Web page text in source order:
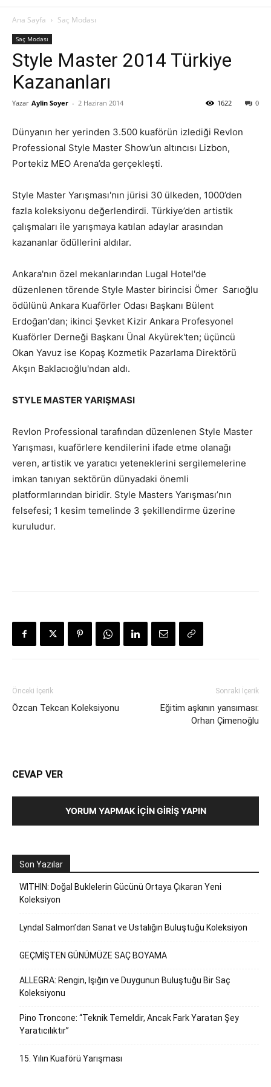
Ana Sayfa Saç Modası
Saç Modası
Style Master 2014 Türkiye
Kazananları
Yazar Aylin Soyer - 2 Haziran 2014 0
1622
Dünyanın her yerinden 3.500 kuaförün izlediği Revlon
Professional Style Master Show’un altıncısı Lizbon,
Portekiz MEO Arena’da gerçekleşti.
Style Master Yarışması'nın jürisi 30 ülkeden, 1000’den
fazla koleksiyonu değerlendirdi. Türkiye’den artistik
çalışmaları ile yarışmaya katılan adaylar arasından
kazananlar ödüllerini aldılar.
Ankara'nın özel mekanlarından Lugal Hotel'de
düzenlenen törende Style Master birincisi Ömer Sarıoğlu
ödülünü Ankara Kuaförler Odası Başkanı Bülent
Erdoğan'dan; ikinci Şevket Kizir Ankara Profesyonel
Kuaförler Derneği Başkanı Ünal Akyürek'ten; üçüncü
Okan Yavuz ise Kopaş Kozmetik Pazarlama Direktörü
Akşın Baklacıoğlu'ndan aldı.
STYLE MASTER YARIŞMASI
Revlon Professional tarafından düzenlenen Style Master
Yarışması, kuaförlere kendilerini ifade etme olanağı
veren, artistik ve yaratıcı yeteneklerini sergilemelerine
imkan tanıyan sektörün dünyadaki önemli
platformlarından biridir. Style Masters Yarışması’nın
felsefesi; 1 kesim temelinde 3 şekillendirme üzerine
kuruludur.
Önceki İçerik
Özcan Tekcan Koleksiyonu
Sonraki İçerik
Eğitim aşkının yansıması:
Orhan Çimenoğlu
CEVAP VER
YORUM YAPMAK İÇIN GIRIŞ YAPIN
Son Yazılar
WITHIN: Doğal Buklelerin Gücünü Ortaya Çıkaran Yeni
Koleksiyon
Lyndal Salmon’dan Sanat ve Ustalığın Buluştuğu Koleksiyon
GEÇMİŞTEN GÜNÜMÜZE SAÇ BOYAMA
ALLEGRA: Rengin, Işığın ve Duygunun Buluştuğu Bir Saç
Koleksiyonu
Pino Troncone: “Teknik Temeldir, Ancak Fark Yaratan Şey
Yaratıcılıktır”
15. Yılın Kuaförü Yarışması